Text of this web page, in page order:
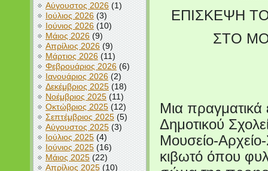
Αύγουστος 2026(1)
Ιούλιος 2026(3)
Ιούνιος 2026(10)
Μάιος 2026(9)
Απρίλιος 2026(9)
Μάρτιος 2026(11)
Φεβρουάριος 2026(6)
Ιανουάριος 2026(2)
Δεκέμβριος 2025(18)
Νοέμβριος 2025(11)
Οκτώβριος 2025(12)
Σεπτέμβριος 2025(5)
Αύγουστος 2025(3)
Ιούλιος 2025(4)
Ιούνιος 2025(16)
Μάιος 2025(22)
Απρίλιος 2025(10)
ΕΠΙΣΚΕΨΗ
ΣΤΟ
Μια πραγματικά
Δημοτικού
Μουσείο-
κιβωτό όπου